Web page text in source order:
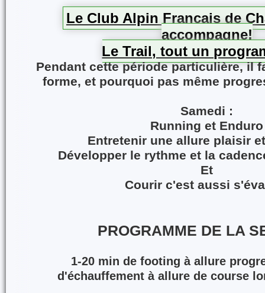
Le Club Alpin Français de
accompagne!
Le Trail, tout un
Pendant cette période particulière, il
forme, et pourquoi pas même
Samedi :
Running et Enduro
Entretenir une allure plaisir
Développer le rythme et la
Et
Courir c'est aussi
PROGRAMME DE LA
1-20 min de footing à allure
d'échauffement à allure de course